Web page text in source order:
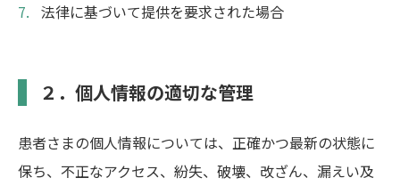
法律に基づいて提供を要求された場合
２．個人情報の適切な管理
患者さまの個人情報については、正確かつ最新の状態に
保ち、不正なアクセス、紛失、破壊、改ざん、漏えい及